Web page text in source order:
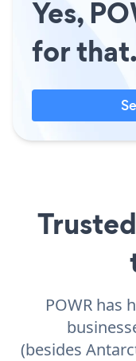
Yes,
for that.
POWR has
(besides